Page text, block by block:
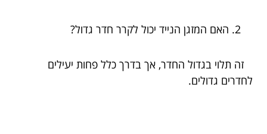
האם המזגן הנייד יכול לקרר חדר גדול?
זה תלוי בגדול החדר, אך בדרך כלל פחות יעילים
לחדרים גדולים.